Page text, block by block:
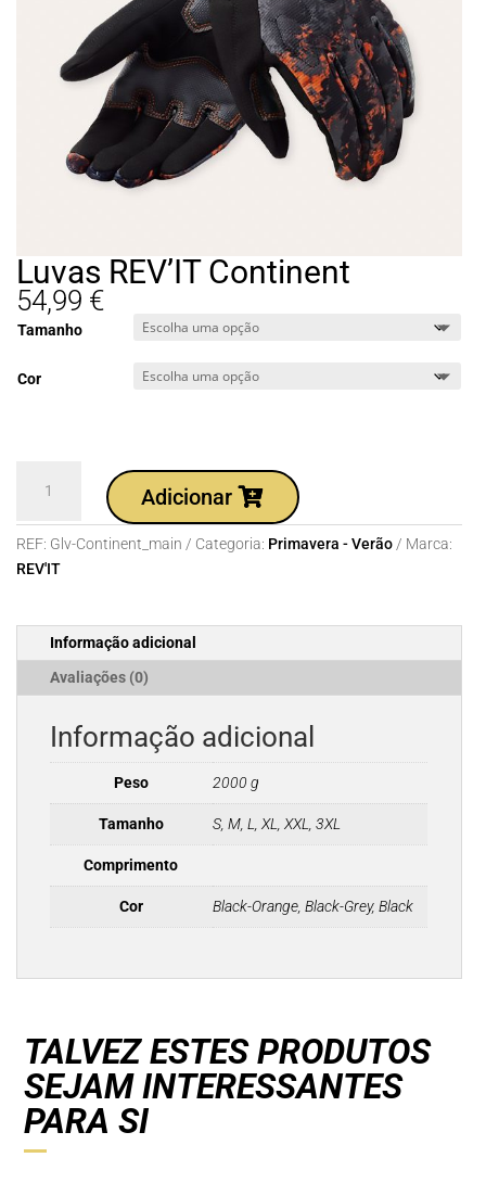
Luvas REV’IT Continent
54,99 €
Tamanho
Cor
Luvas
REV'IT
Continent
Adicionar
REF: Glv-Continent_main Categoria: Primavera - Verão
Marca:
REV'IT
Informação adicional
Avaliações (0)
Informação adicional
Peso 2000 g
Tamanho S, M, L, XL, XXL, 3XL
Comprimento
Cor Black-Orange, Black-Grey, Black
TALVEZ ESTES PRODUTOS
SEJAM INTERESSANTES
PARA SI